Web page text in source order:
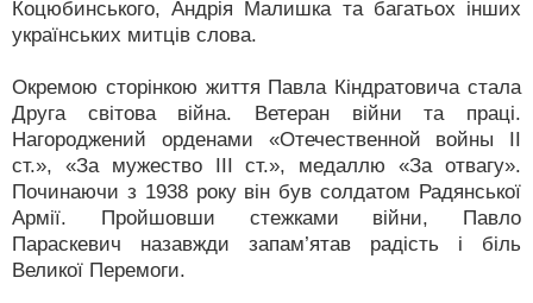
Коцюбинського, Андрія Малишка та багатьох інших
українських митців слова.
Окремою сторінкою життя Павла Кіндратовича стала
Друга світова війна. Ветеран війни та праці.
Нагороджений орденами «Отечественной войны II
ст.», «За мужество III ст.», медаллю «За отвагу».
Починаючи з 1938 року він був солдатом Радянської
Армії. Пройшовши стежками війни, Павло
Параскевич назавжди запам’ятав радість і біль
Великої Перемоги.